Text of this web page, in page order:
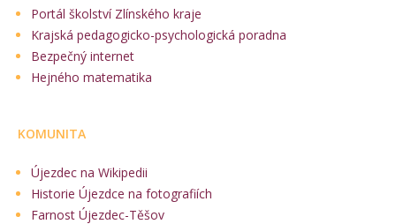
Portál školství Zlínského kraje
Krajská pedagogicko-psychologická poradna
Bezpečný internet
Hejného matematika
KOMUNITA
Újezdec na Wikipedii
Historie Újezdce na fotografiích
Farnost Újezdec-Těšov